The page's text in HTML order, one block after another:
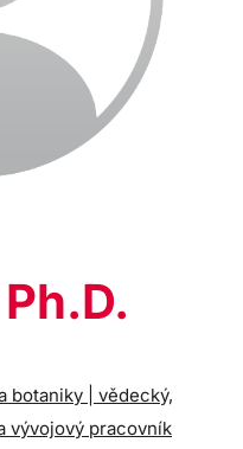
botaniky | vědecký,
vývojový pracovník